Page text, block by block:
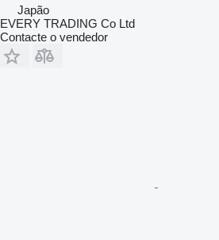
Japão
EVERY TRADING Co Ltd
Contacte o vendedor